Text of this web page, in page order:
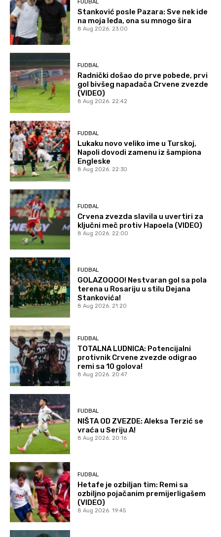
FUDBAL
Stanković posle Pazara: Sve nek ide
na moja leđa, ona su mnogo šira
8 Aug 2026. 23:00
FUDBAL
Radnički došao do prve pobede, prvi
gol bivšeg napadača Crvene zvezde
(VIDEO)
8 Aug 2026. 22:42
FUDBAL
Lukaku novo veliko ime u Turskoj,
Napoli dovodi zamenu iz šampiona
Engleske
8 Aug 2026. 22:30
FUDBAL
Crvena zvezda slavila u uvertiri za
ključni meč protiv Hapoela (VIDEO)
8 Aug 2026. 22:00
FUDBAL
GOLAZOOOO! Nestvaran gol sa pola
terena u Rosariju u stilu Dejana
Stankovića!
8 Aug 2026. 21:20
FUDBAL
TOTALNA LUDNICA: Potencijalni
protivnik Crvene zvezde odigrao
remi sa 10 golova!
8 Aug 2026. 20:47
FUDBAL
NIŠTA OD ZVEZDE: Aleksa Terzić se
vraća u Seriju A!
8 Aug 2026. 20:16
FUDBAL
Hetafe je ozbiljan tim: Remi sa
ozbiljno pojačanim premijerligašem
(VIDEO)
8 Aug 2026. 19:45